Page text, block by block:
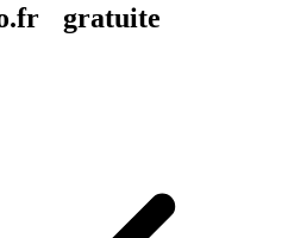
gratuite